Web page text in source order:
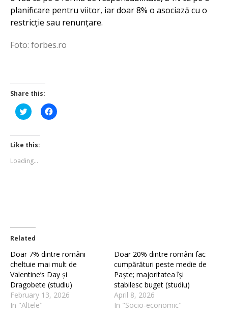
planificare pentru viitor, iar doar 8% o asociază cu o
restricție sau renunțare.
Foto: forbes.ro
Share this:
Click
to
Twitter
(Opens
in
window)
Click
to
Like this:
Loading...
Related
Doar 7% dintre români
cheltuie mai mult de
Valentine’s Day și
Dragobete (studiu)
February 13, 2026
In "Altele"
Doar 20% dintre români fac
cumpărături peste medie de
Paște; majoritatea își
stabilesc buget (studiu)
April 8, 2026
In "Socio-economic"